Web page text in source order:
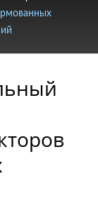
магнитной